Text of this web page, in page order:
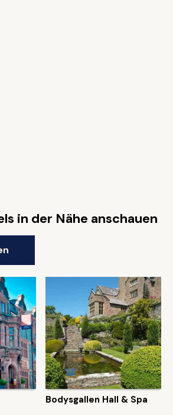
in der Nähe anschauen
Bodysgallen Hall & Spa